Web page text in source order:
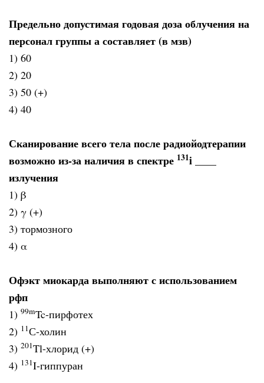
Предельно допустимая годовая доза облучения на
персонал группы а составляет (в мзв)
1) 60
2) 20
3) 50 (+)
4) 40
Сканирование всего тела после радиойодтерапии
возможно из-за наличия в спектре 131i ____
излучения
1) β
2) γ (+)
3) тормозного
4) α
Офэкт миокарда выполняют с использованием
рфп
1) 99mTc-пирфотех
2) 11С-холин
3) 201Tl-хлорид (+)
4) 131I-гиппуран